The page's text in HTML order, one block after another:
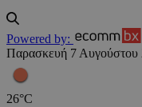
Powered by:
Παρασκευή 7 Αυγούστου
26°C